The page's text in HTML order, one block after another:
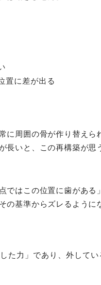
置に差が出る
に周囲の骨が作り替えら
長いと、この再構築が思
ではこの位置に歯がある
の基準からズレるように
た力」であり、外して